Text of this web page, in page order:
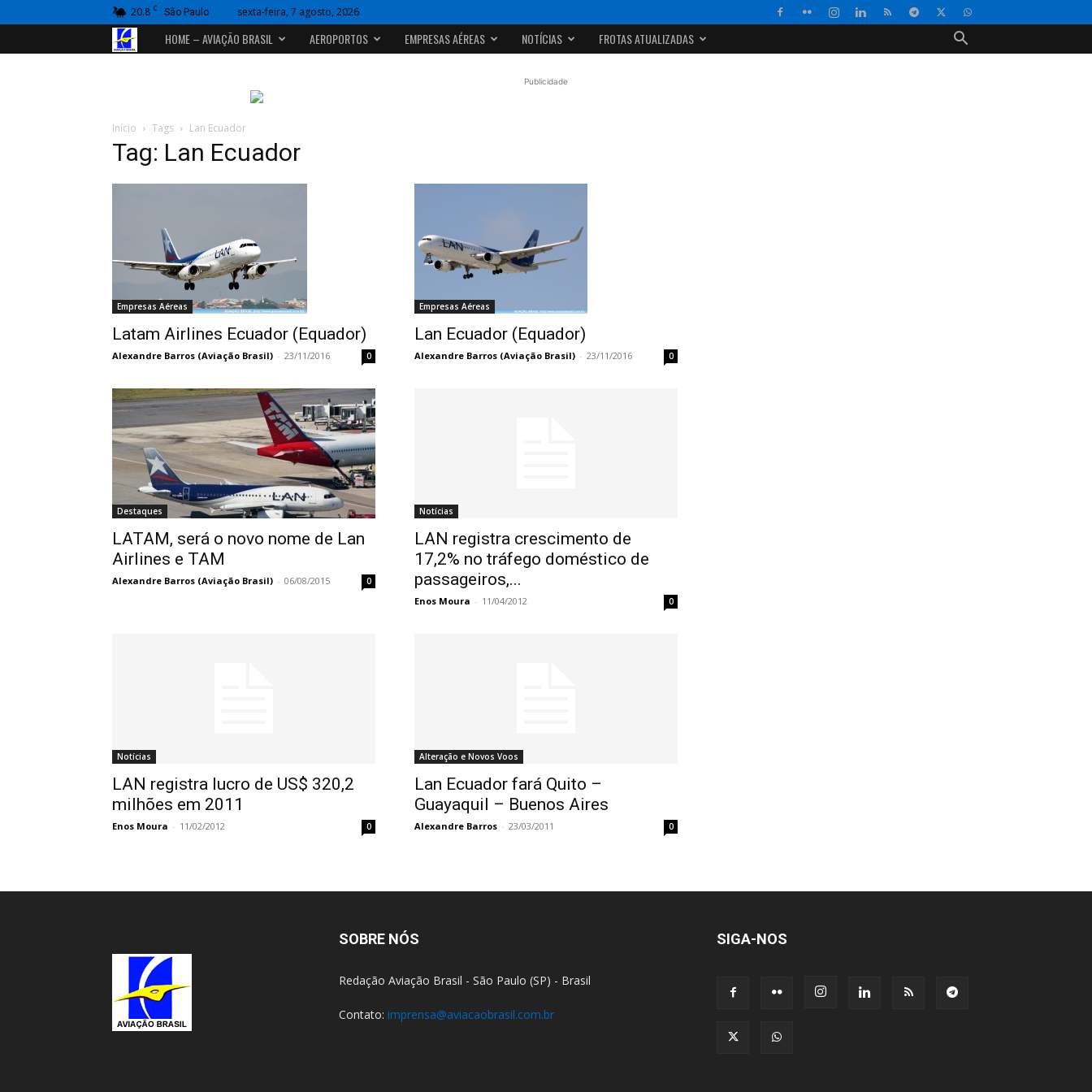
20.8 C São Paulo sexta-feira, 7 agosto, 2026
Portal
HOME – AVIAÇÃO BRASIL AEROPORTOS EMPRESAS AÉREAS NOTÍCIAS FROTAS ATUALIZADAS
Publicidade
Início Tags Lan Ecuador
Tag: Lan Ecuador
Empresas Aéreas
Latam Airlines Ecuador (Equador)
Alexandre Barros (Aviação Brasil) - 23/11/2016 0
Empresas Aéreas
Lan Ecuador (Equador)
Alexandre Barros (Aviação Brasil) - 23/11/2016 0
Destaques
LATAM, será o novo nome de Lan
Airlines e TAM
Alexandre Barros (Aviação Brasil) - 06/08/2015 0
Notícias
LAN registra crescimento de
17,2% no tráfego doméstico de
passageiros,...
Enos Moura - 11/04/2012 0
Notícias
LAN registra lucro de US$ 320,2
milhões em 2011
Enos Moura - 11/02/2012 0
Alteração e Novos Voos
Lan Ecuador fará Quito –
Guayaquil – Buenos Aires
Alexandre Barros - 23/03/2011 0
SOBRE NÓS
Redação Aviação Brasil - São Paulo (SP) - Brasil
Contato: imprensa@aviacaobrasil.com.br
SIGA-NOS